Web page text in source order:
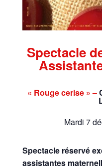
Spectacle
« Rouge cerise » –
Mardi 7
Spectacle réservé
assistantes